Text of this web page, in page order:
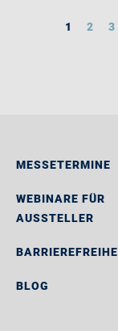
1 2 3
MESSETERMINE
WEBINARE FÜR
AUSSTELLER
BLOG